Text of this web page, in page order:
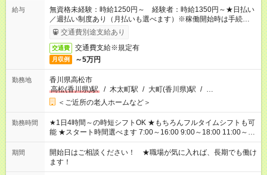
給与
無資格未経験：時給1250円～ 経験者：時給1350円～★日払い
／週払い制度あり（月払いも選べます）※稼働開始時は手続き完
了次第のお支払いとなります。
交通費別途支給あり
交通費 交通費支給※規定有
月収例 ～5万円
勤務地
香川県高松市
高松(香川県)駅
/ 木太町駅 / 大町(香川県)駅 / …
＜ご近所の老人ホームなど＞
勤務時間
★1日4時間～の時短シフトOK ★もちろんフルタイムシフトも可
能 ★スタート時間選べます 7:00～16:00 9:00～18:00 11:00～
20:00 など 残業なし！ ※Wワークの場合、他のお仕事と合わせ
週40時間超の就業はご案内できません ※法令に基づき、週20時
間以上勤務は社会保険への加入対象となります ※労働者派遣法
（日雇い派遣の原則禁止）により、短時間・短期間の就業はご
期間
開始日はご相談ください！ ★職場が気に入れば、長期でも働け
ます！